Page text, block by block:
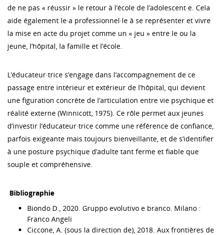
de ne pas « réussir » le retour à l’école de l’adolescent·e. Cela
aide également le·a professionnel·le à se représenter et vivre
la mise en acte du projet comme un « jeu » entre le ou la
jeune, l’hôpital, la famille et l’école.
L’éducateur·trice s’engage dans l’accompagnement de ce
passage entre intérieur et extérieur de l’hôpital, qui devient
une figuration concrète de l’articulation entre vie psychique et
réalité externe (Winnicott, 1975). Ce rôle permet aux jeunes
d’investir l’éducateur·trice comme une référence de confiance,
parfois exigeante mais toujours bienveillante, et de s’identifier
à une posture psychique d’adulte tant ferme et fiable que
souple et compréhensive.
Bibliographie
Biondo D., 2020. Gruppo evolutivo e branco. Milano :
Franco Angeli
Ciccone, A. (sous la direction de), 2018. Aux frontières de